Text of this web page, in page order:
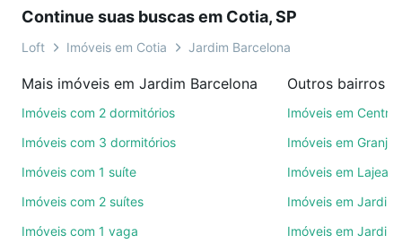
é grátis, sem compromisso e você ainda conta com
mais de 46 mil corretores e imobiliárias te ajudando
Como escolher um imóvel?
Use barra de busca no topo para pesquisar por
também pode usar os filtros como quantidade de
quartos, suítes, com ou sem vaga de garagem para
combinar perfeitamente com o preço, metragem e
Continue suas buscas em Cotia, SP
Loft Imóveis em Cotia Jardim Barcelona
Mais imóveis em Jardim Barcelona
Imóveis com 2 dormitórios
Imóveis com 3 dormitórios
Imóveis com 1 suíte
Imóveis com 2 suítes
Imóveis com 1 vaga
Outros bairros
Imóveis em Centro
Imóveis em Granja
Imóveis em
Imóveis em Jardim
Imóveis em Jardim